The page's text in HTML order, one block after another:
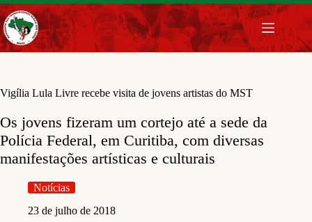
Pular
para
o
conteúdo
Vigília Lula Livre recebe visita de jovens artistas do MST
Os jovens fizeram um cortejo até a sede da
Polícia Federal, em Curitiba, com diversas
manifestações artísticas e culturais
Notícias
23 de julho de 2018